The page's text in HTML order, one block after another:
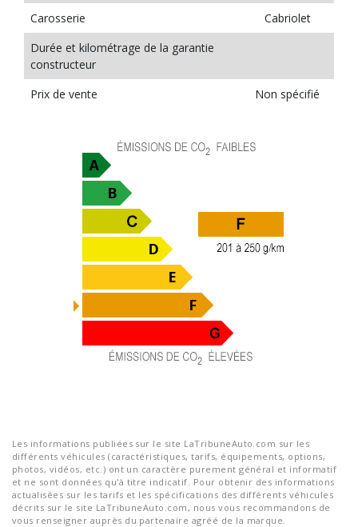
Carosserie
Cabriolet
Durée et kilométrage de la garantie
constructeur
Prix de vente
Non spécifié
Les informations publiées sur le site LaTribuneAuto.com sur les
différents véhicules (caractéristiques, tarifs, équipements, options,
photos, vidéos, etc.) ont un caractère purement général et informatif
et ne sont données qu'à titre indicatif. Pour obtenir des informations
actualisées sur les tarifs et les spécifications des différents véhicules
décrits sur le site LaTribuneAuto.com, nous vous recommandons de
vous renseigner auprès du partenaire agréé de la marque.